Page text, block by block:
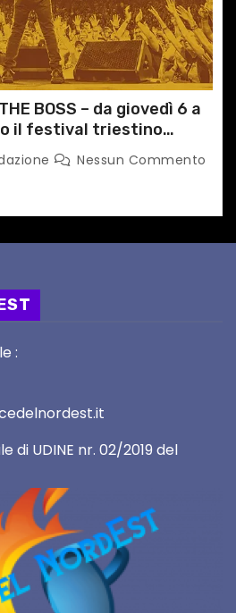
BOSS – da giovedì 6 a
il festival triestino
Nessun Commento
:
di UDINE nr. 02/2019 del